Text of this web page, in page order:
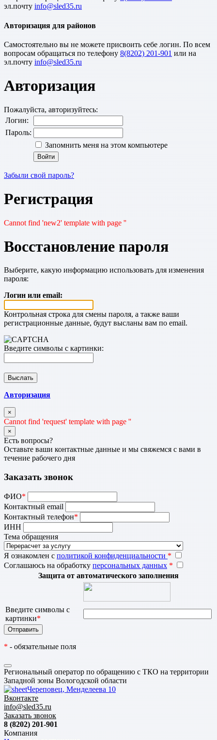
эл.почту
Авторизация для районов
Cамостоятельно вы не можете присвоить себе логин. По всем
вопросам обращаться по телефону 8(8202) 201-901 или на
эл.почту
Авторизация
Пожалуйста, авторизуйтесь:
Логин:
Пароль:
Запомнить меня на этом компьютере
Забыли свой пароль?
Регистрация
Cannot find 'new2' template with page ''
Восстановление пароля
Выберите, какую информацию использовать для изменения
пароля:
Логин или email:
Контрольная строка для смены пароля, а также ваши
регистрационные данные, будут высланы вам по email.
Введите символы с картинки:
Авторизация
×
Cannot find 'request' template with page ''
×
Есть вопросы?
Оставьте ваши контактные данные и мы свяжемся с вами в
течение рабочего дня
Заказать звонок
ФИО*
Контактный email
Контактный телефон*
ИНН
Тема обращения
Я ознакомлен с политикой конфиденциальности *
Соглашаюсь на обработку персональных данных *
Защита от автоматического заполнения
Введите символы с
картинки*
* - обязательные поля
Региональный оператор по обращению с ТКО на территории
Западной зоны Вологодской области
Череповец, Менделеева 10
Вконтакте
info@sled35.ru
Заказать звонок
8 (8202) 201-901
Компания